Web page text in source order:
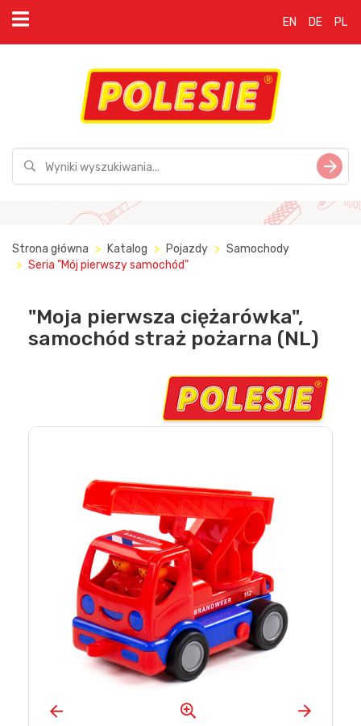
EN DE PL
Strona główna Katalog Pojazdy
Samochody
Seria "Mój pierwszy samochód"
"Moja pierwsza ciężarówka",
samochód straż pożarna (NL)